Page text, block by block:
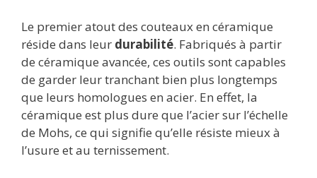
Le premier atout des couteaux en céramique
réside dans leur durabilité. Fabriqués à partir
de céramique avancée, ces outils sont capables
de garder leur tranchant bien plus longtemps
que leurs homologues en acier. En effet, la
céramique est plus dure que l’acier sur l’échelle
de Mohs, ce qui signifie qu’elle résiste mieux à
l’usure et au ternissement.